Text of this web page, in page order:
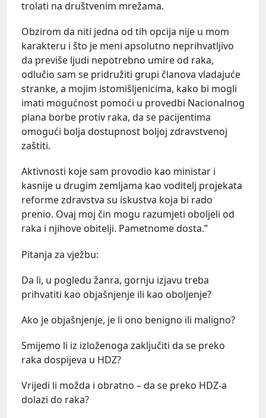
trolati na društvenim mrežama.
Obzirom da niti jedna od tih opcija nije u mom
karakteru i što je meni apsolutno neprihvatljivo
da previše ljudi nepotrebno umire od raka,
odlučio sam se pridružiti grupi članova vladajuće
stranke, a mojim istomišljenicima, kako bi mogli
imati mogućnost pomoći u provedbi Nacionalnog
plana borbe protiv raka, da se pacijentima
omogući bolja dostupnost boljoj zdravstvenoj
zaštiti.
Aktivnosti koje sam provodio kao ministar i
kasnije u drugim zemljama kao voditelj projekata
reforme zdravstva su iskustva koja bi rado
prenio. Ovaj moj čin mogu razumjeti oboljeli od
raka i njihove obitelji. Pametnome dosta.”
Pitanja za vježbu:
Da li, u pogledu žanra, gornju izjavu treba
prihvatiti kao objašnjenje ili kao oboljenje?
Ako je objašnjenje, je li ono benigno ili maligno?
Smijemo li iz izloženoga zaključiti da se preko
raka dospijeva u HDZ?
Vrijedi li možda i obratno – da se preko HDZ-a
dolazi do raka?